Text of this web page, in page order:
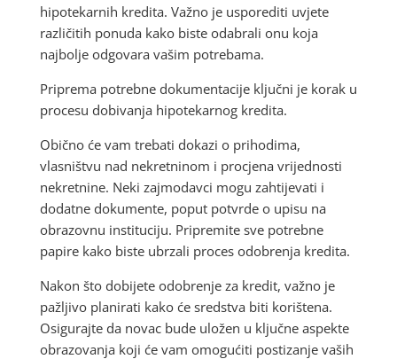
hipotekarnih kredita. Važno je usporediti uvjete
različitih ponuda kako biste odabrali onu koja
najbolje odgovara vašim potrebama.
Priprema potrebne dokumentacije ključni je korak u
procesu dobivanja hipotekarnog kredita.
Obično će vam trebati dokazi o prihodima,
vlasništvu nad nekretninom i procjena vrijednosti
nekretnine. Neki zajmodavci mogu zahtijevati i
dodatne dokumente, poput potvrde o upisu na
obrazovnu instituciju. Pripremite sve potrebne
papire kako biste ubrzali proces odobrenja kredita.
Nakon što dobijete odobrenje za kredit, važno je
pažljivo planirati kako će sredstva biti korištena.
Osigurajte da novac bude uložen u ključne aspekte
obrazovanja koji će vam omogućiti postizanje vaših